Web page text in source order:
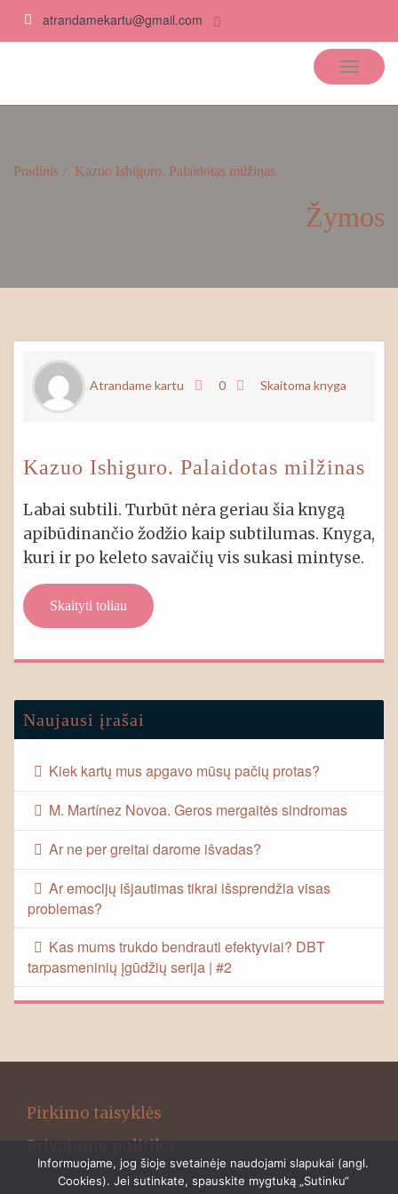
atrandamekartu@gmail.com
Pradinis Kazuo Ishiguro. Palaidotas milžinas
Žymos
Atrandame kartu 0 Skaitoma knyga
Kazuo Ishiguro. Palaidotas milžinas
Labai subtili. Turbūt nėra geriau šia knygą
apibūdinančio žodžio kaip subtilumas. Knyga,
kuri ir po keleto savaičių vis sukasi mintyse.
Skaityti toliau
Naujausi įrašai
Kiek kartų mus apgavo mūsų pačių protas?
M. Martínez Novoa. Geros mergaitės sindromas
Ar ne per greitai darome išvadas?
Ar emocijų išjautimas tikrai išsprendžia visas
problemas?
Kas mums trukdo bendrauti efektyviai? DBT
tarpasmeninių įgūdžių serija | #2
Pirkimo taisyklės
Privatumo politika
Informuojame, jog šioje svetainėje naudojami slapukai (angl.
Cookies). Jei sutinkate, spauskite mygtuką „Sutinku“